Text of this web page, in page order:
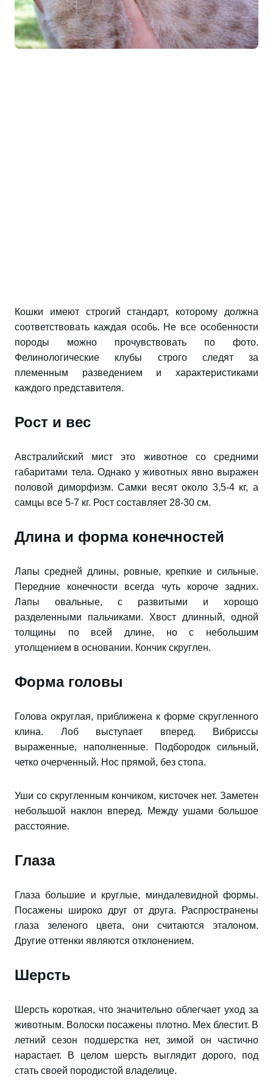
Кошки имеют строгий стандарт, которому должна
соответствовать каждая особь. Не все особенности
породы можно прочувствовать по фото.
Фелинологические клубы строго следят за
племенным разведением и характеристиками
каждого представителя.
Рост и вес
Австралийский мист это животное со средними
габаритами тела. Однако у животных явно выражен
половой диморфизм. Самки весят около 3,5-4 кг, а
самцы все 5-7 кг. Рост составляет 28-30 см.
Длина и форма конечностей
Лапы средней длины, ровные, крепкие и сильные.
Передние конечности всегда чуть короче задних.
Лапы овальные, с развитыми и хорошо
разделенными пальчиками. Хвост длинный, одной
толщины по всей длине, но с небольшим
утолщением в основании. Кончик скруглен.
Форма головы
Голова округлая, приближена к форме скругленного
клина. Лоб выступает вперед. Вибриссы
выраженные, наполненные. Подбородок сильный,
четко очерченный. Нос прямой, без стопа.
Уши со скругленным кончиком, кисточек нет. Заметен
небольшой наклон вперед. Между ушами большое
расстояние.
Глаза
Глаза большие и круглые, миндалевидной формы.
Посажены широко друг от друга. Распространены
глаза зеленого цвета, они считаются эталоном.
Другие оттенки являются отклонением.
Шерсть
Шерсть короткая, что значительно облегчает уход за
животным. Волоски посажены плотно. Мех блестит. В
летний сезон подшерстка нет, зимой он частично
нарастает. В целом шерсть выглядит дорого, под
стать своей породистой владелице.